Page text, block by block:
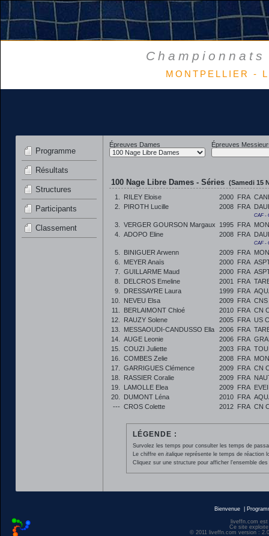
MONTPELLIER -
Programme
Résultats
Structures
Participants
Classement
Épreuves Dames Épreuves
100 Nage Libre Dames - Séries (Samedi 15
1.
RILEY Eloise 2000 FRA
2.
PIROTH Lucille 2008 FRA
CAF -
3. VERGER GOURSON Margaux 1995 FRA
4.
ADOPO Eline 2008 FRA
CAF -
5. BINIGUER Arwenn 2009 FRA
6.
MEYER Anaïs 2000 FRA
7.
GUILLARME Maud 2000 FRA
8.
DELCROS Emeline 2001 FRA
9.
DRESSAYRE Laura 1999 FRA
10.
NEVEU Elsa 2009 FRA CNS
11.
BERLAIMONT Chloé 2010 FRA CN
12.
RAUZY Solene 2005 FRA US
13.
MESSAOUDI-CANDUSSO Ella 2006 FRA
14.
AUGE Leonie 2006 FRA
15.
COUZI Juliette 2003 FRA
16.
COMBES Zelie 2008 FRA
17.
GARRIGUES Clémence 2009 FRA CN
18.
RASSIER Coralie 2009 FRA
19.
LAMOLLE Elea 2009 FRA
20.
DUMONT Léna 2010 FRA
--- CROS Colette 2012 FRA CN
LÉGENDE :
Survolez les temps pour consulter les temps de
Le chiffre en italiquereprésente le temps de réaction
Cliquez sur une structure pour afficher l'ensemble
Bienvenue
liveffn.com
Ce site
© 2011 liveffn.com version :